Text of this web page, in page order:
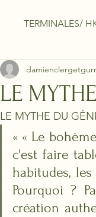
TERMINALES/
LE
LE MYTHE DU
« « Le
c'est faire
habitudes,
Pourquoi ?
création